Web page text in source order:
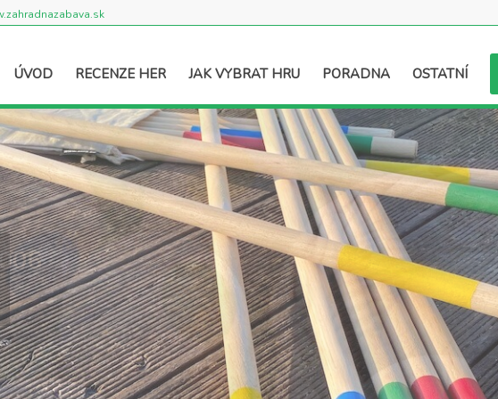
ÚVOD RECENZE HER JAK VYBRAT HRU PORADNA OSTATNÍ